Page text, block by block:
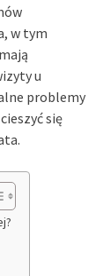
w tym
u
problemy
się